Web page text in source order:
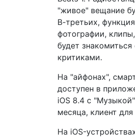
"живое" вещание
В-третьих,
фотографии,
будет
критиками.
На "айфонах",
доступен в
iOS 8.4 с
месяца, клиент
На iOS-